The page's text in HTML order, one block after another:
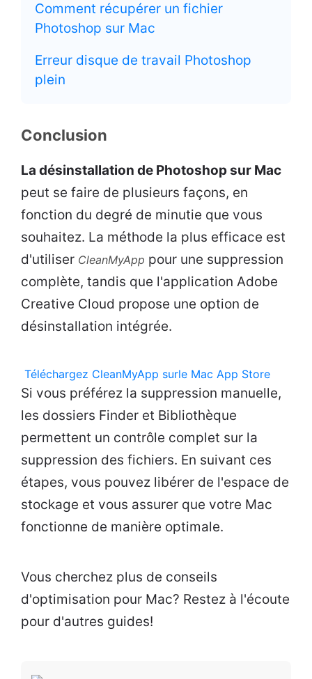
Comment récupérer un fichier
Photoshop sur Mac
Erreur disque de travail Photoshop
plein
Conclusion
La désinstallation de Photoshop sur Mac
peut se faire de plusieurs façons, en
fonction du degré de minutie que vous
souhaitez. La méthode la plus efficace est
d'utiliser CleanMyApp pour une suppression
complète, tandis que l'application Adobe
Creative Cloud propose une option de
désinstallation intégrée.
Téléchargez CleanMyApp surle Mac App Store
Si vous préférez la suppression manuelle,
les dossiers Finder et Bibliothèque
permettent un contrôle complet sur la
suppression des fichiers. En suivant ces
étapes, vous pouvez libérer de l'espace de
stockage et vous assurer que votre Mac
fonctionne de manière optimale.
Vous cherchez plus de conseils
d'optimisation pour Mac? Restez à l'écoute
pour d'autres guides!